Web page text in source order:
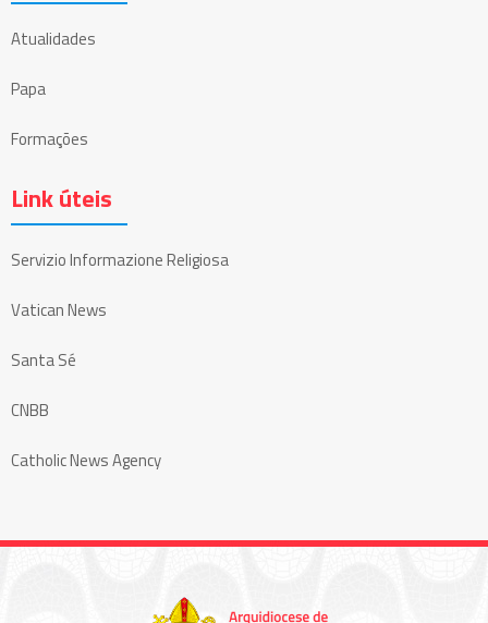
Atualidades
Papa
Formações
Link úteis
Servizio Informazione Religiosa
Vatican News
Santa Sé
CNBB
Catholic News Agency